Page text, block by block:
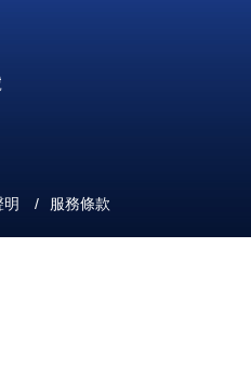
/ 服務條款